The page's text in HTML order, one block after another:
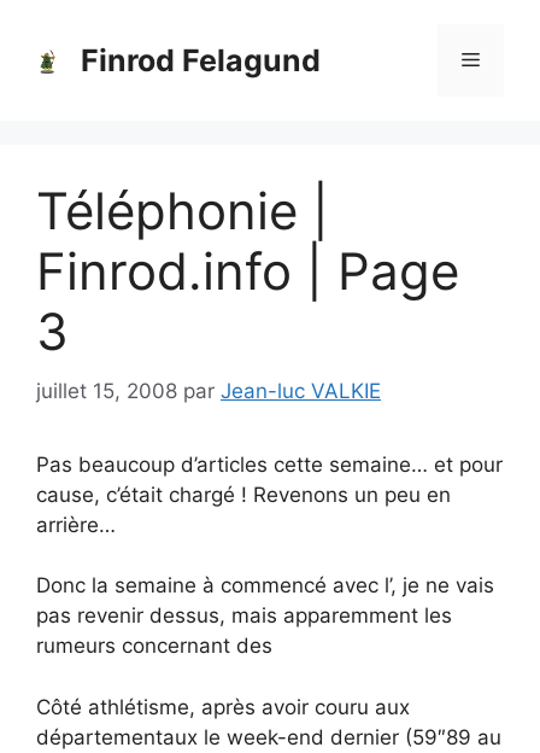
contenu
Finrod Felagund Menu
Téléphonie |
Finrod.info | Page
3
juillet 15, 2008 par Jean-luc VALKIE
Pas beaucoup d’articles cette semaine… et pour
cause, c’était chargé ! Revenons un peu en
arrière…
Donc la semaine à commencé avec l’, je ne vais
pas revenir dessus, mais apparemment les
rumeurs concernant des
Côté athlétisme, après avoir couru aux
départementaux le week-end dernier (59″89 au